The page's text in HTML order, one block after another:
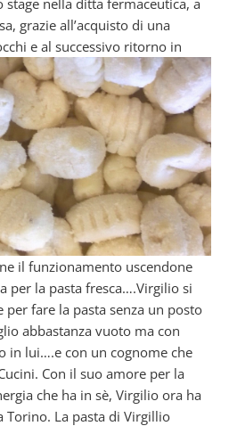
grazie all’acquisto di una
e al successivo ritorno in
il funzionamento uscendone
per la pasta fresca….Virgilio si
fare la pasta senza un posto
abbastanza vuoto ma con
in lui….e con un cognome che
Con il suo amore per la
che ha in sè, Virgilio ora ha
La pasta di Virgillio